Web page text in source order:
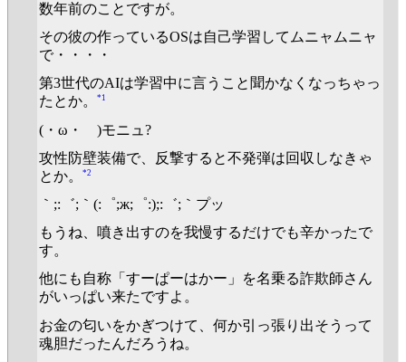
数年前のことですが。
その彼の作っているOSは自己学習してムニャムニャ
で・・・・
第3世代のAIは学習中に言うこと聞かなくなっちゃっ
たとか。
*1
(・ω・ )モニュ?
攻性防壁装備で、反撃すると不発弾は回収しなきゃ
とか。
*2
｀;:゛;｀(:゜;ж;゜:);:゛;｀プッ
もうね、噴き出すのを我慢するだけでも辛かったで
す。
他にも自称「すーぱーはかー」を名乗る詐欺師さん
がいっぱい来たですよ。
お金の匂いをかぎつけて、何か引っ張り出そうって
魂胆だったんだろうね。